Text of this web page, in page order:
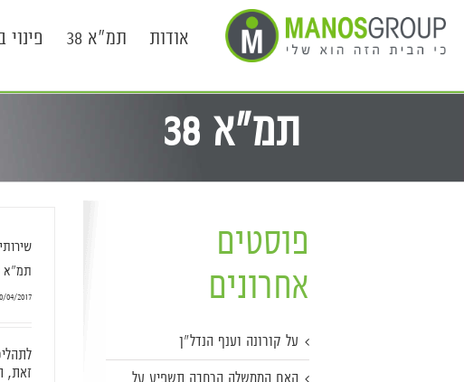
אודות תמ"א 38 פינוי
תמ"א 38
תמ"א 38
04/2017
זאת,
פוסטים
אחרונים
על קורונה וענף הנדל"ן
האם הממשלה הרחבה תשפיע על